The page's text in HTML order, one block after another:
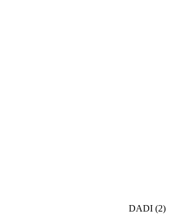
DADI (2)